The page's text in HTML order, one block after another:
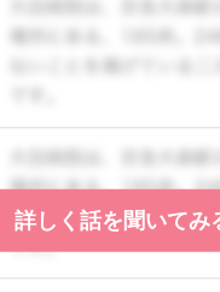
詳しく話を聞いてみ